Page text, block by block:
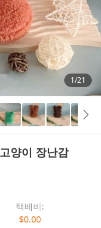
1/21
양이 장난감
택배비:
$0.00